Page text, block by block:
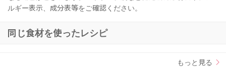
ルギー表示、成分表等をご確認ください。
同じ食材を使ったレシピ
もっと見る